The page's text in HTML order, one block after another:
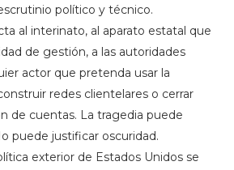
político y técnico.
al interinato, al aparato estatal que
de gestión, a las autoridades
actor que pretenda usar la
redes clientelares o cerrar
de cuentas. La tragedia puede
puede justificar oscuridad.
exterior de Estados Unidos se